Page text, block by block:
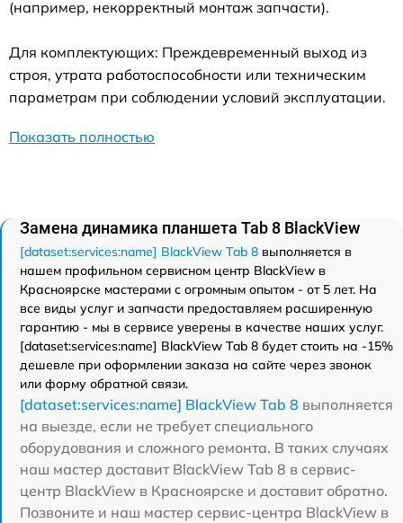
(например, некорректный монтаж запчасти).
Для комплектующих: Преждевременный выход из
строя, утрата работоспособности или техническим
параметрам при соблюдении условий эксплуатации.
Показать полностью
Замена динамика планшета Tab 8 BlackView
[dataset:services:name] BlackView Tab 8 выполняется в
нашем профильном сервисном центр BlackView в
Красноярске мастерами с огромным опытом - от 5 лет. На
все виды услуг и запчасти предоставляем расширенную
гарантию - мы в сервисе уверены в качестве наших услуг.
[dataset:services:name] BlackView Tab 8 будет стоить на -15%
дешевле при оформлении заказа на сайте через звонок
или форму обратной связи.
[dataset:services:name] BlackView Tab 8 выполняется
на выезде, если не требует специального
оборудования и сложного ремонта. В таких случаях
наш мастер доставит BlackView Tab 8 в сервис-
центр BlackView в Красноярске и доставит обратно.
Позвоните и наш мастер сервис-центра BlackView в